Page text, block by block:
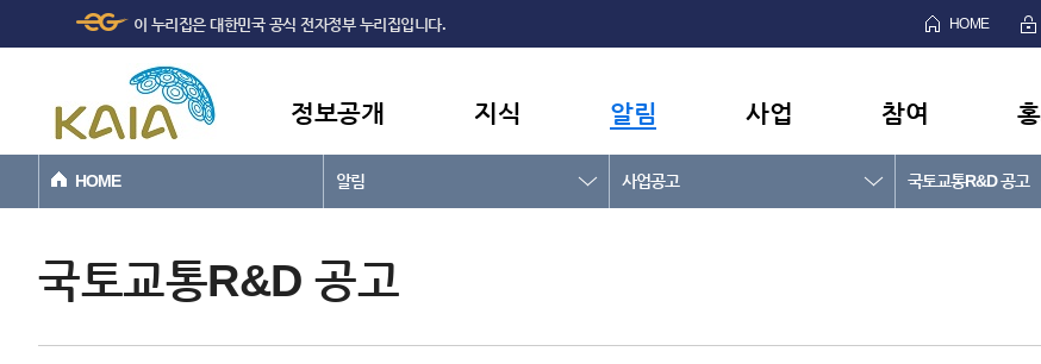
본문바로가기
이 누리집은 대한민국 공식 전자정부 누리집입니다. HOME
정보공개 지식 알림 사업 참여
HOME 알림 사업공고 국토교통R&D 공고
국토교통R&D 공고